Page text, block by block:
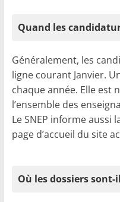
Quand les
Généralement, les
ligne courant Janvier.
chaque année. Elle est
l’ensemble des
Le SNEP informe aussi
page d’accueil du site
Où les dossiers